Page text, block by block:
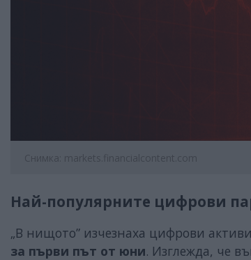
Снимка: markets.financialcontent.com
Най-популярните цифрови
„В нищото” изчезнаха цифрови
за първи път от юни. Изглежда, че